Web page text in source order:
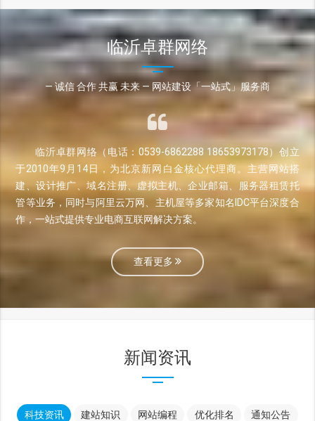
临沂卓群网络
— 诚信 合作 共赢 未来 — 网站建设「一站式」服务商
临沂卓群网络（电话：0539-6862288 18653973178）创立
于2010年9月14日，为北京新网白金核心代理商。主营网站搭
建、设计推广、域名注册、虚拟主机、企业邮箱、服务器租赁托
管等业务，同时与阿里云万网、主机屋等多家知名IDC平台深度合
作，一站式提供专业电商互联网解决方案。
查看更多
新闻资讯
科技资讯 建站知识 网站编程 优化排名 通知公告